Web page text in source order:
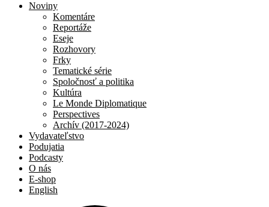
Noviny
Komentáre
Reportáže
Eseje
Rozhovory
Frky
Tematické série
Spoločnosť a politika
Kultúra
Le Monde Diplomatique
Perspectives
Archív (2017-2024)
Vydavateľstvo
Podujatia
Podcasty
O nás
E-shop
English